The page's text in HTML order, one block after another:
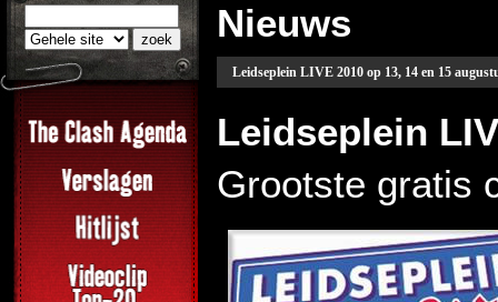
Nieuws
Leidseplein LIVE 2010 op 13, 14 en 15
Leidseplein
Grootste gratis